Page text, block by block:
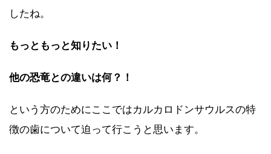
したね。
もっともっと知りたい！
他の恐竜との違いは何？！
という方のためにここではカルカロドンサウルスの特
徴の歯について迫って行こうと思います。